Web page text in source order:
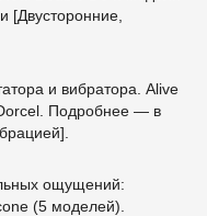
[Двусторонние,
и вибратора. Alive
Подробнее — в
ощущений:
(5 моделей).